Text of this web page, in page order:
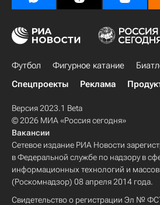
Футбол Фигурное катание
Спецпроекты
Реклама
Версия 2023.1 Beta
© 2026 МИА «Россия сегодня»
Вакансии
Сетевое издание РИА Новости
в Федеральной службе по надзору в
информационных технологий и
(Роскомнадзор) 08 апреля 2014 года.
Свидетельство о регистрации Эл №